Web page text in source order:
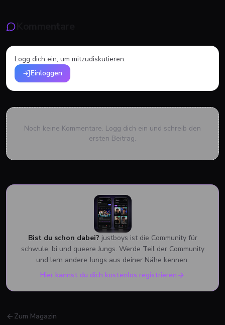
Logg dich ein, um mitzudiskutieren.
Einloggen
Noch keine Kommentare. Logg dich ein und schreib den
ersten Beitrag.
Bist du schon dabei? justboys ist die Community für
schwule, bi und queere Jungs. Werde Teil der Community
und lern andere Jungs aus deiner Nähe kennen.
Hier kannst du dich kostenlos registrieren
Zum Magazin